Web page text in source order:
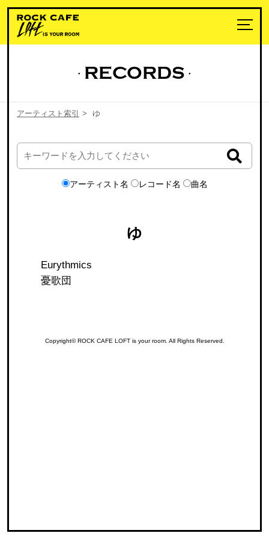
RECORDS
アーティスト索引 > ゆ
アーティスト名 レコード名 曲名
ゆ
Eurythmics
憂歌団
Copyright© ROCK CAFE LOFT is your room. All Rights Reserved.